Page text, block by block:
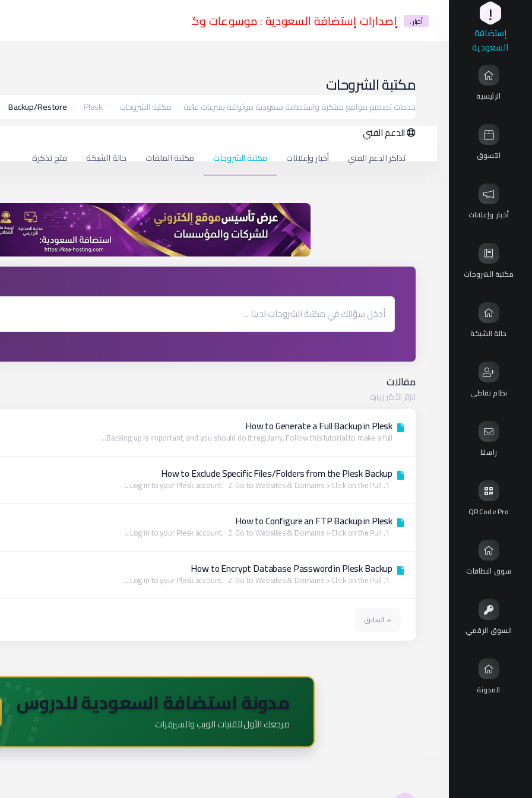
أخبار : إصدارات إستضافة السعودية : موسوعات وكتب وشروحات إ
إستضافة
السعودية
الرئيسية
التسوق
أخبار وإعلانات
مكتبة الشروحات
حالة الشبكة
نظام نقاطي
راسلنا
QRCode Pro
سوق النطاقات
السوق الرقمي
المدونة
مكتبة الشروحات
خدمات تصميم مواقع مبتكرة واستضافة سعودية موثوقة بسرعات عالية مكتبة الشروحات Plesk
Backup/Restore
الدعم الفني
تذاكر الدعم الفني أخبار وإعلانات مكتبة الشروحات مكتبة الملفات حالة الشبكة فتح تذكرة
مقالات
الزائر الأكثر زيارة
How to Generate a Full Backup in Plesk
Backing up is important, and you should do it regularly. Follow this tutorial to make a full...
How to Exclude Specific Files/Folders from the Plesk Backup
How to Configure an FTP Backup in Plesk
How to Encrypt Database Password in Plesk Backup
« السابق
مدونة استضافة السعودية للدروس
مرجعك الأول لتقنيات الويب والسيرفرات